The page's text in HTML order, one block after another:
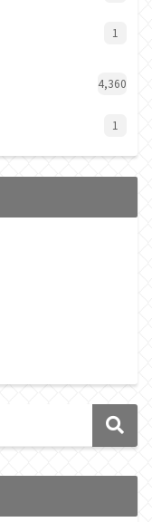
1
4,360
1